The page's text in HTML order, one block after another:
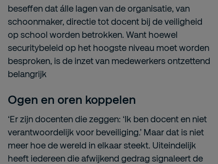
beseffen dat álle lagen van de organisatie, van
schoonmaker, directie tot docent bij de veiligheid
op school worden betrokken. Want hoewel
securitybeleid op het hoogste niveau moet worden
besproken, is de inzet van medewerkers ontzettend
belangrijk
Ogen en oren koppelen
‘Er zijn docenten die zeggen: ‘Ik ben docent en niet
verantwoordelijk voor beveiliging.’ Maar dat is niet
meer hoe de wereld in elkaar steekt. Uiteindelijk
heeft iedereen die afwijkend gedrag signaleert de